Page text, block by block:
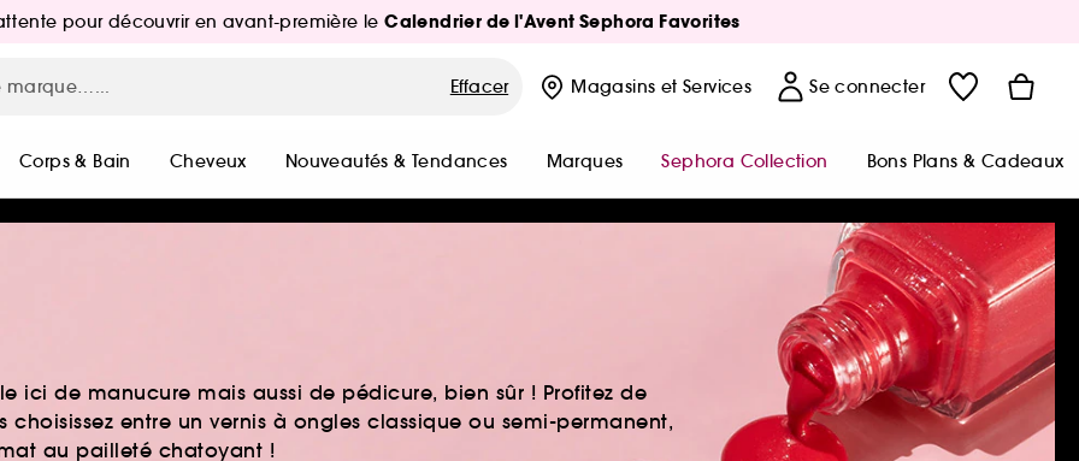
pour découvrir en avant-première leCalendrier de l'Avent Sephora Favorites
Effacer Magasins et Services Se connecter
Corps & Bain Cheveux Nouveautés & Tendances Marques Sephora Collection Bons Plans & Cadeaux
ici de manucure mais aussi de pédicure, bien sûr ! Profitez de
entre un vernis à ongles classique ou semi-permanent,
au pailleté chatoyant !